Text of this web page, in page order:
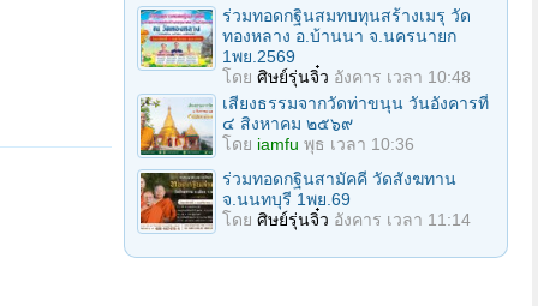
ร่วมทอดกฐินสมทบทุนสร้างเมรุ วัด
ทองหลาง อ.บ้านนา จ.นครนายก
1พย.2569
โดย ศิษย์รุ่นจิ๋ว อังคาร เวลา 10:48
เสียงธรรมจากวัดท่าขนุน วันอังคารที่
๔ สิงหาคม ๒๕๖๙
โดย iamfu พุธ เวลา 10:36
ร่วมทอดกฐินสามัคคี วัดสังฆทาน
จ.นนทบุรี 1พย.69
โดย ศิษย์รุ่นจิ๋ว อังคาร เวลา 11:14